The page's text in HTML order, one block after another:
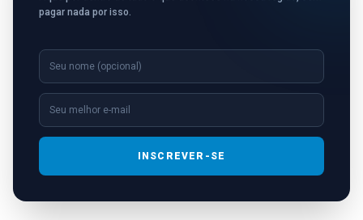
pagar nada por isso.
INSCREVER-SE